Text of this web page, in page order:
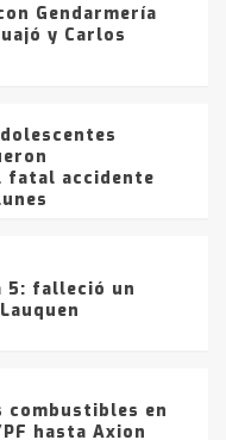
Gendarmería
y Carlos
fatal accidente
5: falleció un
combustibles en
hasta Axion